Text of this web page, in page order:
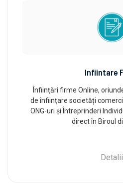
Infiintare
Înființări firme Online,
de înființare societăți
ONG-uri și Întreprinderi
direct în Biroul
Detalii